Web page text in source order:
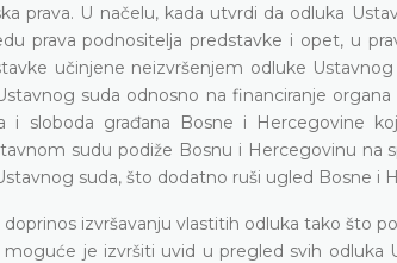
prava. U načelu, kada utvrdi da odluka
prava podnositelja predstavke i opet, u
učinjene neizvršenjem odluke
suda odnosno na financiranje
i sloboda građana Bosne i Hercegovine
sudu podiže Bosnu i Hercegovinu na
suda, što dodatno ruši ugled Bosne i
izvršavanju vlastitih odluka tako što
je izvršiti uvid u pregled svih odluka